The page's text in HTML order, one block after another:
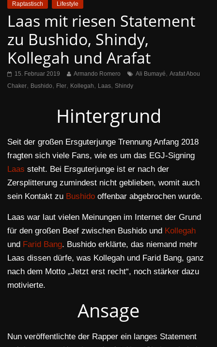
Raptastisch Lifestyle
Laas mit riesen Statement
zu Bushido, Shindy,
Kollegah und Arafat
15. Februar 2019 Armando Romero Ali Bumayé, Arafat Abou
Chaker, Bushido, Fler, Kollegah, Laas, Shindy
Hintergrund
Seit der großen Ersguterjunge Trennung Anfang 2018
fragten sich viele Fans, wie es um das EGJ-Signing
Laas steht. Bei Ersguterjunge ist er nach der
Zersplitterung zumindest nicht geblieben, womit auch
sein Kontakt zu Bushido offenbar abgebrochen wurde.
Laas war laut vielen Meinungen im Internet der Grund
für den großen Beef zwischen Bushido und Kollegah
und Farid Bang. Bushido erklärte, das niemand mehr
Laas dissen dürfe, was Kollegah und Farid Bang, ganz
nach dem Motto „Jetzt erst recht“, noch stärker dazu
motivierte.
Ansage
Nun veröffentlichte der Rapper ein langes Statement